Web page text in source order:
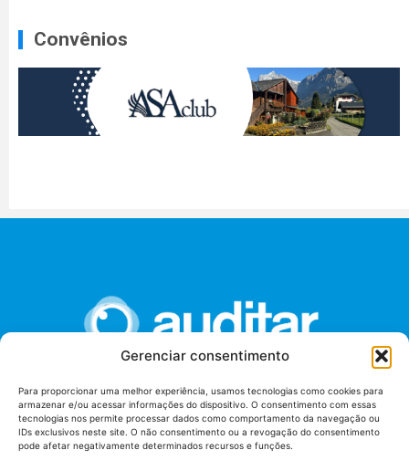
Gerenciar consentimento
Para proporcionar uma melhor experiência, usamos tecnologias como cookies para
armazenar e/ou acessar informações do dispositivo. O consentimento com essas
tecnologias nos permite processar dados como comportamento da navegação ou
IDs exclusivos neste site. O não consentimento ou a revogação do consentimento
pode afetar negativamente determinados recursos e funções.
Convênios
União dos Auditores Federais de Controle Externo -
AUDITAR
Setor de Administração Federal Sul (SAF/Sul), Qd. 04, Lt. 01